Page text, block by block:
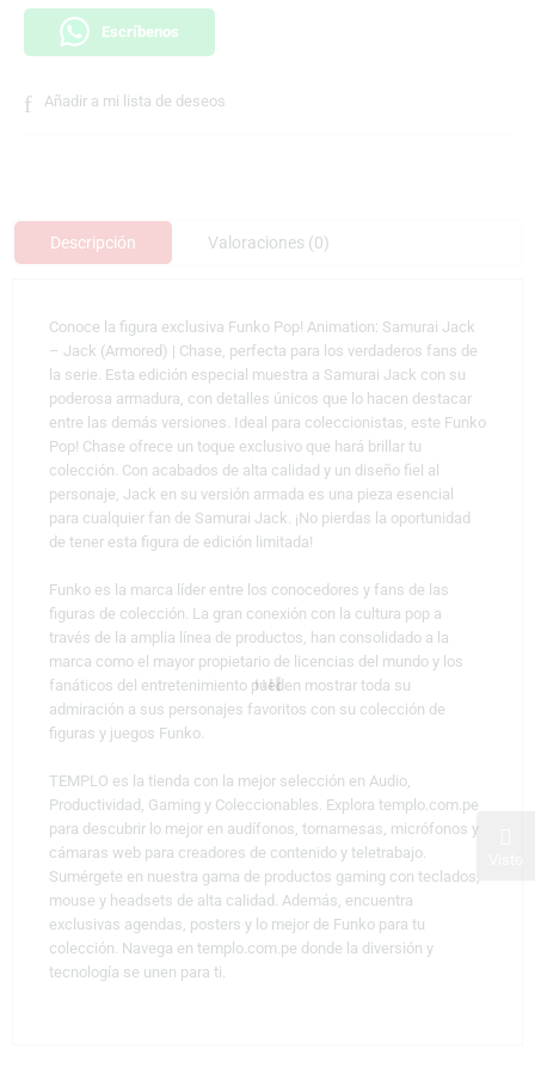
Escríbenos
Añadir a mi lista de deseos
Descripción Valoraciones (0)
Conoce la figura exclusiva Funko Pop! Animation: Samurai Jack
– Jack (Armored) | Chase, perfecta para los verdaderos fans de
la serie. Esta edición especial muestra a Samurai Jack con su
poderosa armadura, con detalles únicos que lo hacen destacar
entre las demás versiones. Ideal para coleccionistas, este Funko
Pop! Chase ofrece un toque exclusivo que hará brillar tu
colección. Con acabados de alta calidad y un diseño fiel al
personaje, Jack en su versión armada es una pieza esencial
para cualquier fan de Samurai Jack. ¡No pierdas la oportunidad
de tener esta figura de edición limitada!
Funko es la marca líder entre los conocedores y fans de las
figuras de colección. La gran conexión con la cultura pop a
través de la amplia línea de productos, han consolidado a la
marca como el mayor propietario de licencias del mundo y los
fanáticos del entretenimiento pueden mostrar toda su
admiración a sus personajes favoritos con su colección de
figuras y juegos Funko.
TEMPLO es la tienda con la mejor selección en Audio,
Productividad, Gaming y Coleccionables. Explora templo.com.pe
para descubrir lo mejor en audífonos, tornamesas, micrófonos y
cámaras web para creadores de contenido y teletrabajo.
Sumérgete en nuestra gama de productos gaming con teclados,
mouse y headsets de alta calidad. Además, encuentra
exclusivas agendas, posters y lo mejor de Funko para tu
colección. Navega en templo.com.pe donde la diversión y
tecnología se unen para ti.